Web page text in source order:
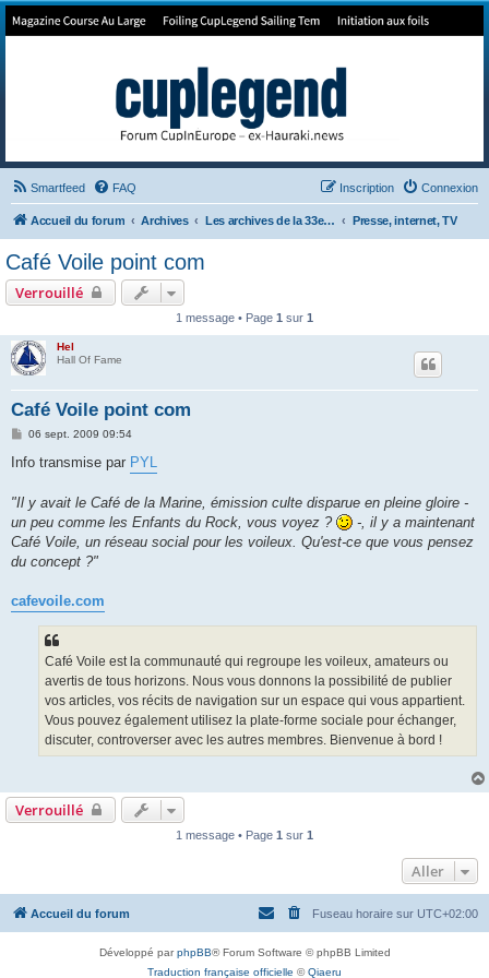
Forum de Cup In Europe
Smartfeed FAQ Connexion
Inscription
Accueil du forum Archives Les archives de la 33e America's Cup Presse, internet, TV
Café Voile point com
Verrouillé
1 message • Page 1 sur 1
Hel
Hall Of Fame
Café Voile point com
M
s
g
e
06 sept. 2009 09:54
Info transmise par PYL
"Il y avait le Café de la Marine, émission culte disparue en pleine gloire -
un peu comme les Enfants du Rock, vous voyez ?
-, il y a maintenant
Café Voile, un réseau social pour les voileux. Qu'est-ce que vous pensez
du concept ?"
cafevoile.com
Café Voile est la communauté qui regroupe les voileux, amateurs ou
avertis de tous horizons. Nous vous donnons la possibilité de publier
vos articles, vos récits de navigation sur un espace qui vous appartient.
Vous pouvez également utilisez la plate-forme sociale pour échanger,
discuter, controverser avec les autres membres. Bienvenue à bord !
Verrouillé
1 message • Page 1 sur 1
Aller
Accueil du forum Fuseau horaire sur UTC+02:00
Développé parphpBB® Forum Software © phpBB Limited
Traduction française officielle ©Qiaeru